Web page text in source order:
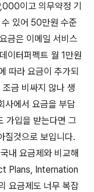
이고 의무약정 기
있어 50만원 수준
금은 이메일 서비스
이터퍼펙트 월 1만원
따라 요금이 추가되
금 비싸지 않나 생
사에서 요금을 부담
가입을 받는다면 그
질것으로 보입니다.
내 요금제와 비교해
Plans, Internation
요금제도 너무 복잡